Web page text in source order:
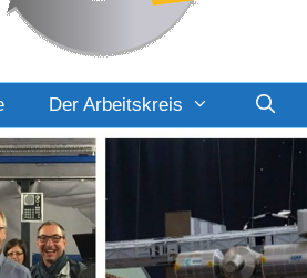
Der Arbeitskreis